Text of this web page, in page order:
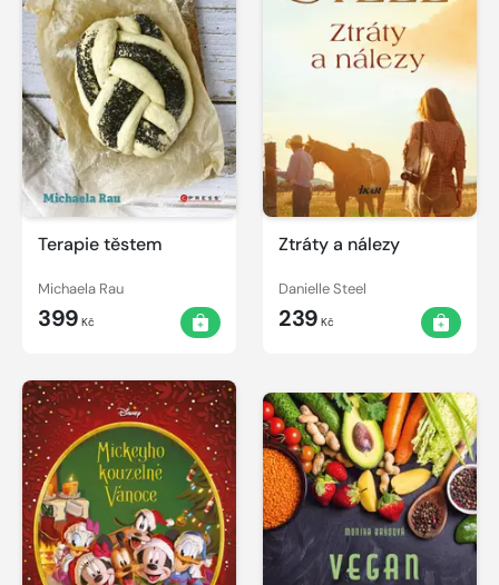
Terapie těstem
Michaela Rau
399 Kč
Ztráty a nálezy
Danielle Steel
239 Kč